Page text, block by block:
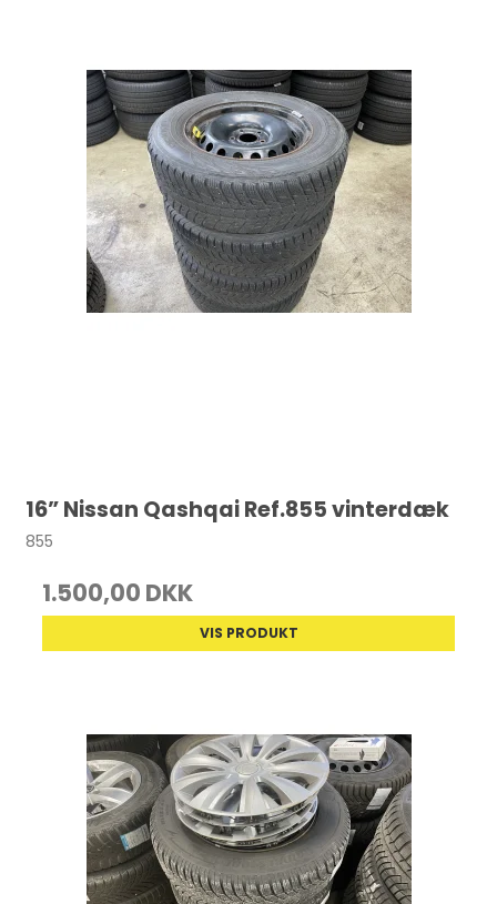
16” Nissan Qashqai Ref.855 vinterdæk
855
1.500,00 DKK
VIS PRODUKT